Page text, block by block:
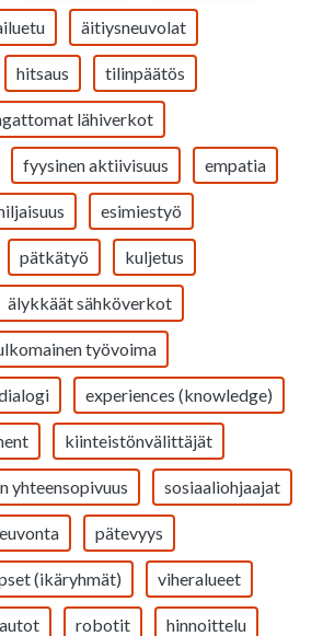
äitiysneuvolat
hitsaus tilinpäätös
lähiverkot
fyysinen aktiivisuus empatia
esimiestyö
pätkätyö kuljetus
älykkäät sähköverkot
työvoima
experiences (knowledge)
kiinteistönvälittäjät
yhteensopivuus sosiaaliohjaajat
pätevyys
(ikäryhmät) viheralueet
autot robotit hinnoittelu